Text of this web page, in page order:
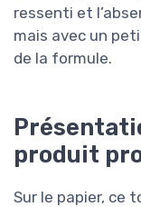
ressenti et
mais avec un
de la formule.
produit
Sur le papier, ce